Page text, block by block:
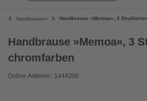
Handbrausen Handbrause »Memoa«, 3
Handbrause »Memoa«, 3
chromfarben
Online-Artikelnr.: 1444206